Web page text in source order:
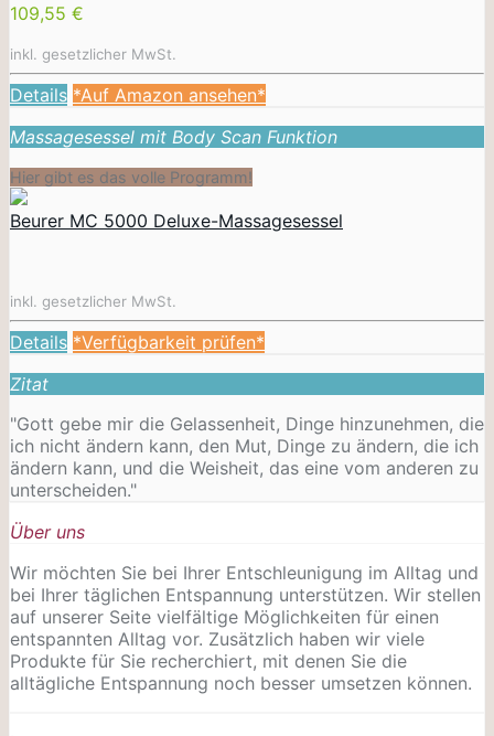
109,55 €
inkl. gesetzlicher MwSt.
Details *Auf Amazon ansehen*
Massagesessel mit Body Scan Funktion
Hier gibt es das volle Programm!
Beurer MC 5000 Deluxe-Massagesessel
inkl. gesetzlicher MwSt.
Details *Verfügbarkeit prüfen*
Zitat
"Gott gebe mir die Gelassenheit, Dinge hinzunehmen, die
ich nicht ändern kann, den Mut, Dinge zu ändern, die ich
ändern kann, und die Weisheit, das eine vom anderen zu
unterscheiden."
Über uns
Wir möchten Sie bei Ihrer Entschleunigung im Alltag und
bei Ihrer täglichen Entspannung unterstützen. Wir stellen
auf unserer Seite vielfältige Möglichkeiten für einen
entspannten Alltag vor. Zusätzlich haben wir viele
Produkte für Sie recherchiert, mit denen Sie die
alltägliche Entspannung noch besser umsetzen können.